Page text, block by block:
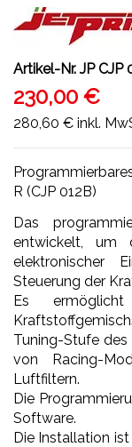
Artikel-Nr. JP CJP
230,00 €
280,60 € inkl.
R (CJP 012B)
Das
entwickelt, um
elektronischer
Steuerung der
Es
Tuning-Stufe
von Racing-
Luftfiltern.
Die
Software.
Die Installation